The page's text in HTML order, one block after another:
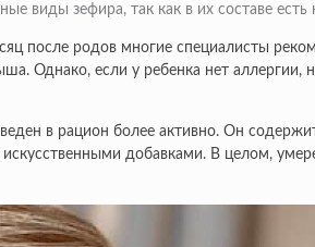
виды зефира, так как в их составе
после родов многие специалисты
Однако, если у ребенка нет
в рацион более активно. Он
добавками. В целом,